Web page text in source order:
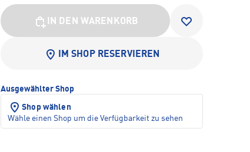
IN DEN WARENKORB
IM SHOP RESERVIEREN
Ausgewählter Shop
Shop wählen
Wähle einen Shop um die Verfügbarkeit zu sehen